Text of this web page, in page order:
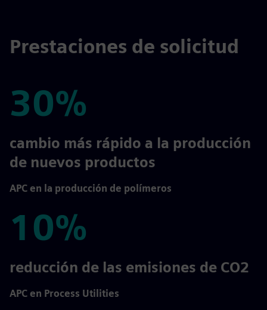
Prestaciones de solicitud
30%
30%
cambio más rápido a la producción
de nuevos productos
APC en la producción de polímeros
10%
10%
reducción de las emisiones de CO2
APC en Process Utilities